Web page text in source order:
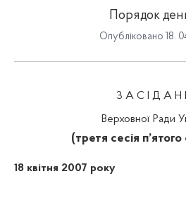
Порядок
Опубліковано 18.
З А С І Д А Н
Верховної Ради
(третя сесія
18 квітня 2007 року